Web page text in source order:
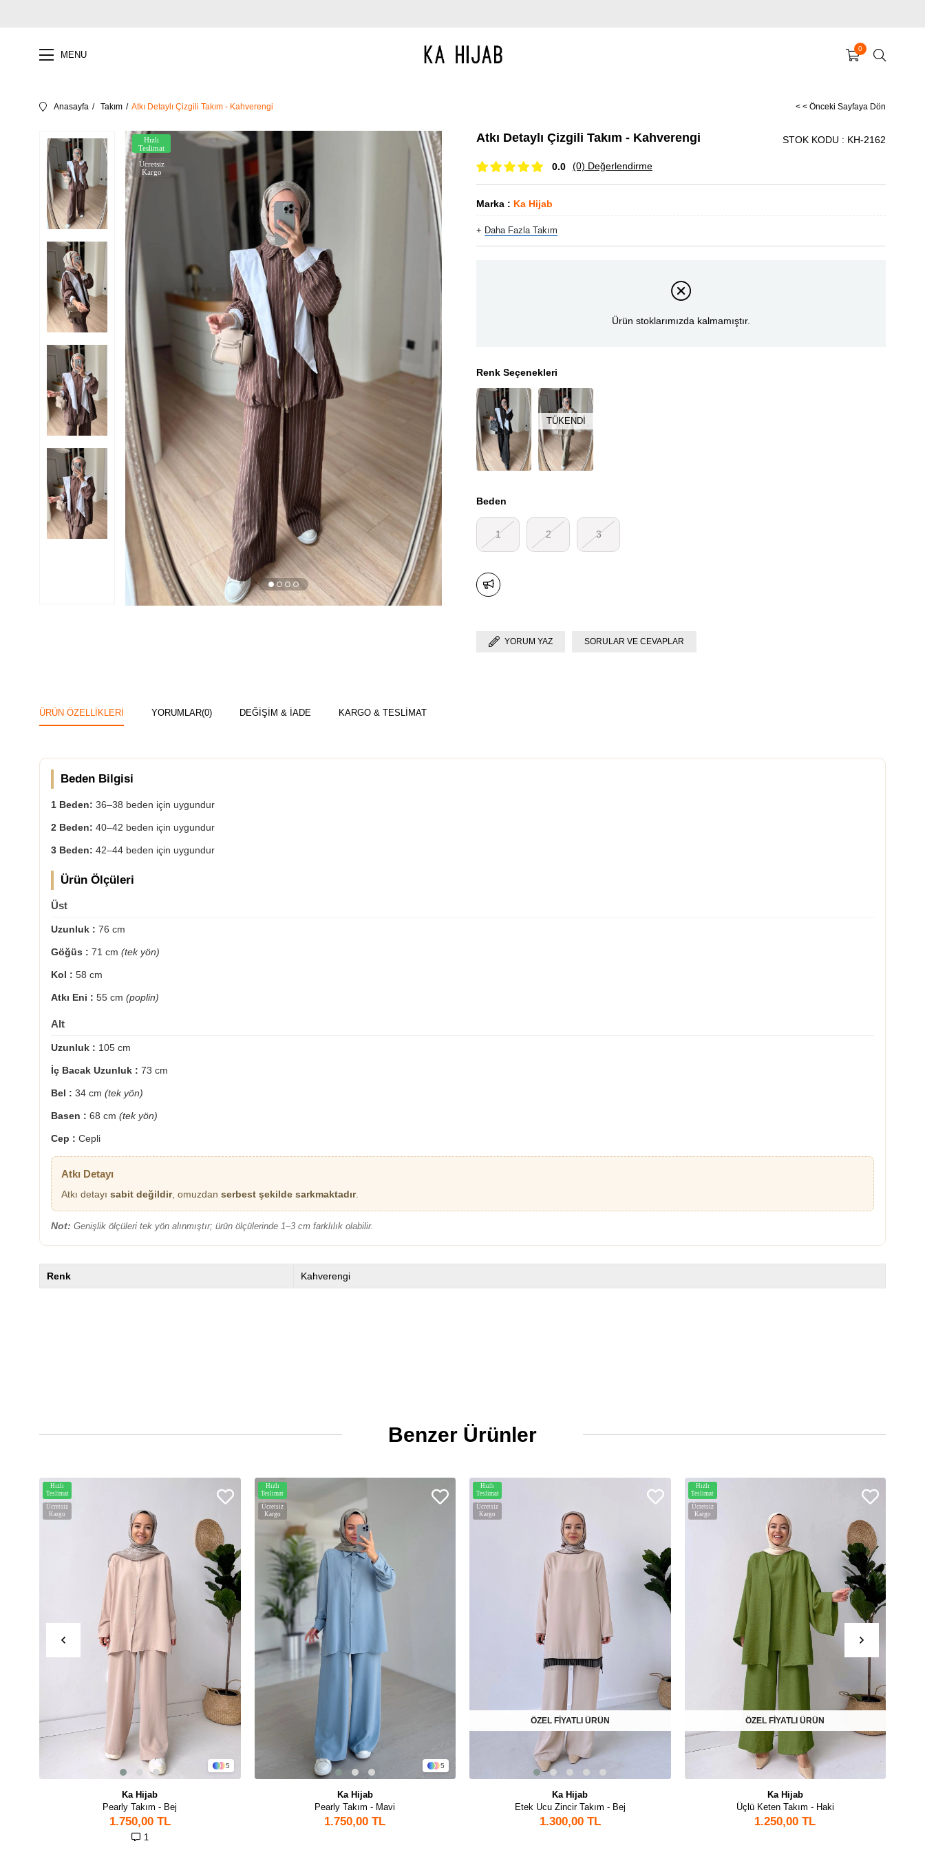
MENU
0
Anasayfa Takım Atkı Detaylı Çizgili Takım - Kahverengi < < Önceki Sayfaya Dön
Ücretsiz
Kargo
Hızlı
Teslimat
Atkı Detaylı Çizgili Takım - Kahverengi STOK KODU KH-2162
0.0 (0) Değerlendirme
Marka : Ka Hijab
+ Daha Fazla Takım
Ürün stoklarımızda kalmamıştır.
Renk Seçenekleri
TÜKENDI
Beden
1 2 3
YORUM YAZ SORULAR VE CEVAPLAR
ÜRÜN ÖZELLIKLERI YORUMLAR(0) DEĞİŞİM & İADE KARGO & TESLİMAT
Beden Bilgisi
1 Beden: 36–38 beden için uygundur
2 Beden: 40–42 beden için uygundur
3 Beden: 42–44 beden için uygundur
Ürün Ölçüleri
Üst
Uzunluk : 76 cm
Göğüs : 71 cm (tek yön)
Kol : 58 cm
Atkı Eni : 55 cm (poplin)
Alt
Uzunluk : 105 cm
İç Bacak Uzunluk : 73 cm
Bel : 34 cm (tek yön)
Basen : 68 cm (tek yön)
Cep : Cepli
Atkı Detayı
Atkı detayı sabit değildir, omuzdan serbest şekilde sarkmaktadır.
Not: Genişlik ölçüleri tek yön alınmıştır; ürün ölçülerinde 1–3 cm farklılık olabilir.
Renk Kahverengi
Benzer Ürünler
5
Ka Hijab
Pearly Takım - Bej
1
1.750,00 TL
Ücretsiz
Kargo
Hızlı
Teslimat
5
Ka Hijab
Pearly Takım - Mavi
1.750,00 TL
Ücretsiz
Kargo
Hızlı
Teslimat
Ka Hijab
Etek Ucu Zincir Takım - Bej
1.300,00 TL
Ücretsiz
Kargo
Hızlı
Teslimat
ÖZEL FİYATLI ÜRÜN
Ka Hijab
Üçlü Keten Takım - Haki
1.250,00 TL
Ücretsiz
Kargo
Hızlı
Teslimat
ÖZEL FİYATLI ÜRÜN